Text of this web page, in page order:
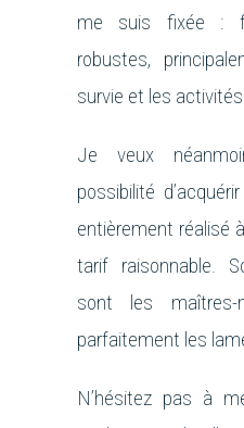
me suis fixée :
robustes,
survie et les
Je veux
possibilité
entièrement réalisé
tarif raisonnable.
sont les maîtres-
parfaitement les
N’hésitez pas à